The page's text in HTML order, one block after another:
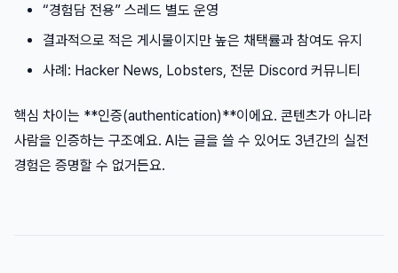
“경험담 전용” 스레드 별도 운영
결과적으로 적은 게시물이지만 높은 채택률과 참여도 유지
사례: Hacker News, Lobsters, 전문 Discord 커뮤니티
핵심 차이는 **인증(authentication)**이에요. 콘텐츠가 아니라
사람을 인증하는 구조예요. AI는 글을 쓸 수 있어도 3년간의 실전
경험은 증명할 수 없거든요.